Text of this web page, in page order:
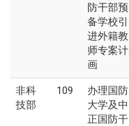
防干部预
备学校引
进外籍教
师专案计
画
非科
技部
109
办理国防
大学及中
正国防干